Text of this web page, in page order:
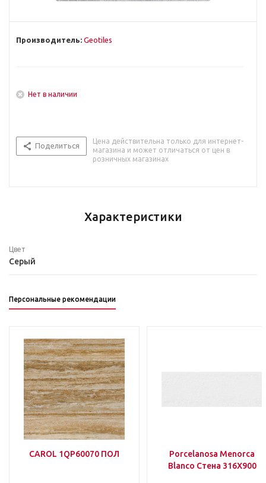
Производитель: Geotiles
Нет в наличии
Поделиться
Цена действительна только для интернет-
магазина и может отличаться от цен в
розничных магазинах
Характеристики
Цвет
Серый
Персональные рекомендации
CAROL 1QP60070 ПОЛ
Porcelanosa Menorca
Blanco Стена 316Х900